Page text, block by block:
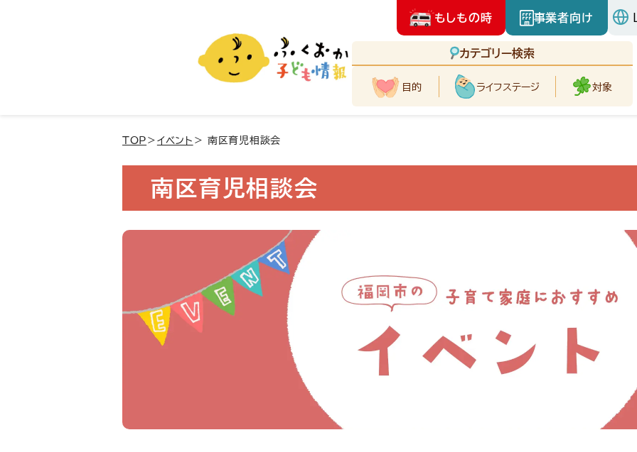
もしもの時 事業者向け
カテゴリー検索
目的 ライフステージ 対象
TOP ＞ イベント ＞ 南区育児相談会
南区育児相談会